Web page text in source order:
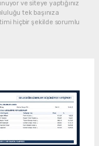
ve siteye yaptığınız
tek başınıza
hiçbir şekilde sorumlu